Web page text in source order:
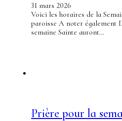
31 mars 2026
Voici les horaires de la
paroisse A noter également
semaine Sainte auront…
Prière pour la